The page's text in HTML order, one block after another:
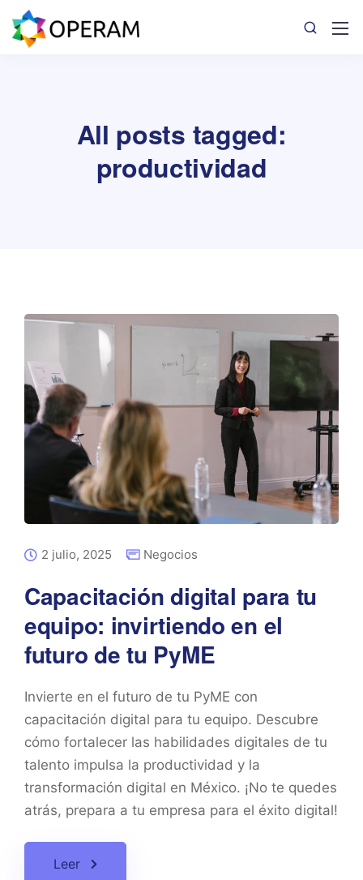
All posts tagged:
productividad
2 julio, 2025 Negocios
Capacitación digital para tu
equipo: invirtiendo en el
futuro de tu PyME
Invierte en el futuro de tu PyME con
capacitación digital para tu equipo. Descubre
cómo fortalecer las habilidades digitales de tu
talento impulsa la productividad y la
transformación digital en México. ¡No te quedes
atrás, prepara a tu empresa para el éxito digital!
Leer